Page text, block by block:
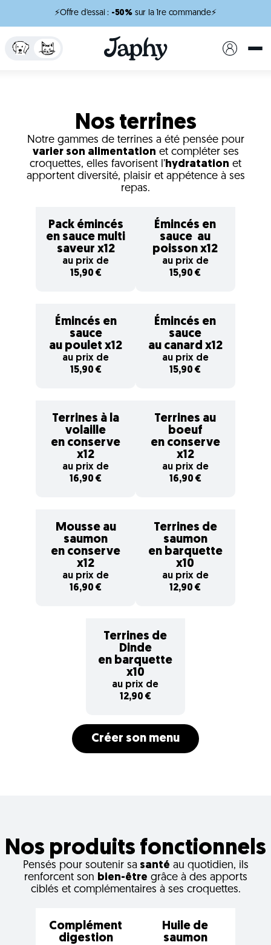
⚡Offre d'essai : -50% sur la 1re commande⚡
Nos terrines
Notre gammes de terrines a été pensée pour
varier son alimentation et compléter ses
croquettes, elles favorisent l’hydratation et
apportent diversité, plaisir et appétence à ses
repas.
Pack émincés
en sauce multi
saveur x12
au prix de
15,90 €
Émincés en
sauce au
poisson x12
au prix de
15,90 €
Émincés en
sauce
au poulet x12
au prix de
15,90 €
Émincés en
sauce
au canard x12
au prix de
15,90 €
Terrines à la
volaille
en conserve
x12
au prix de
16,90 €
Terrines au
boeuf
en conserve
x12
au prix de
16,90 €
Mousse au
saumon
en conserve
x12
au prix de
16,90 €
Terrines de
saumon
en barquette
x10
au prix de
12,90 €
Terrines de
Dinde
en barquette
x10
au prix de
12,90 €
Créer son menu
Nos produits fonctionnels
Pensés pour soutenir sa santé au quotidien, ils
renforcent son bien-être grâce à des apports
ciblés et complémentaires à ses croquettes.
Complément
digestion
Huile de
saumon